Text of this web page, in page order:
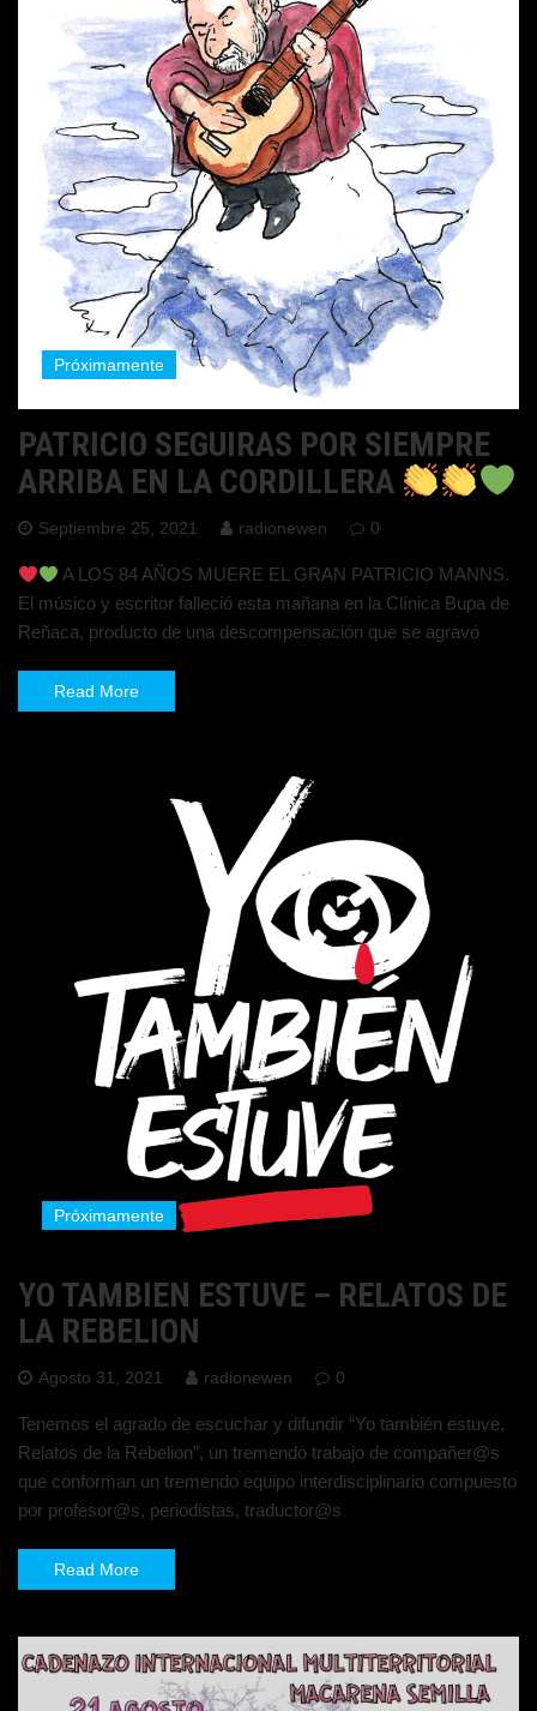
Próximamente
PATRICIO SEGUIRAS POR SIEMPRE
ARRIBA EN LA CORDILLERA
Septiembre 25, 2021 radionewen 0
A LOS 84 AÑOS MUERE EL GRAN PATRICIO MANNS.
El músico y escritor falleció esta mañana en la Clínica Bupa de
Reñaca, producto de una descompensación que se agravó
Read More
Próximamente
YO TAMBIEN ESTUVE – RELATOS DE
LA REBELION
Agosto 31, 2021 radionewen 0
Tenemos el agrado de escuchar y difundir “Yo también estuve,
Relatos de la Rebelion”, un tremendo trabajo de compañer@s
que conforman un tremendo equipo interdisciplinario compuesto
por profesor@s, periodistas, traductor@s
Read More